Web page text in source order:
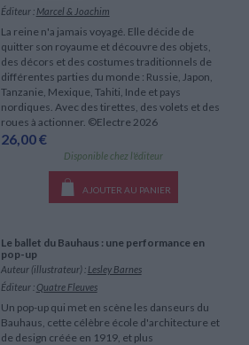
CHARGEMENT...
Éditeur : Marcel & Joachim
La reine n'a jamais voyagé. Elle décide de
quitter son royaume et découvre des objets,
des décors et des costumes traditionnels de
différentes parties du monde : Russie, Japon,
Tanzanie, Mexique, Tahiti, Inde et pays
nordiques. Avec des tirettes, des volets et des
roues à actionner. ©Electre 2026
26,00 €
Disponible chez l'éditeur
AJOUTER AU PANIER
Le ballet du Bauhaus : une performance en
pop-up
Auteur (illustrateur) : Lesley Barnes
Éditeur : Quatre Fleuves
Un pop-up qui met en scène les danseurs du
Bauhaus, cette célèbre école d'architecture et
de design créée en 1919, et plus